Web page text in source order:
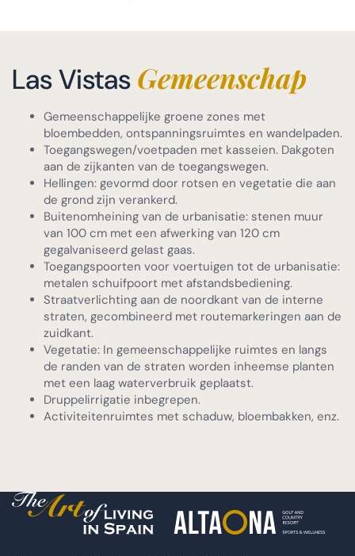
Las Vistas Gemeenschap
Gemeenschappelijke groene zones met
bloembedden, ontspanningsruimtes en wandelpaden.
Toegangswegen/voetpaden met kasseien. Dakgoten
aan de zijkanten van de toegangswegen.
Hellingen: gevormd door rotsen en vegetatie die aan
de grond zijn verankerd.
Buitenomheining van de urbanisatie: stenen muur
van 100 cm met een afwerking van 120 cm
gegalvaniseerd gelast gaas.
Toegangspoorten voor voertuigen tot de urbanisatie:
metalen schuifpoort met afstandsbediening.
Straatverlichting aan de noordkant van de interne
straten, gecombineerd met routemarkeringen aan de
zuidkant.
Vegetatie: In gemeenschappelijke ruimtes en langs
de randen van de straten worden inheemse planten
met een laag waterverbruik geplaatst.
Druppelirrigatie inbegrepen.
Activiteitenruimtes met schaduw, bloembakken, enz.